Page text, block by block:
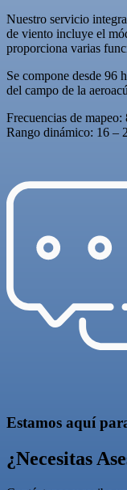
Nuestro servicio
de viento incluye el
proporciona varias
Se compone desde 96
del campo de la
Frecuencias de
Rango dinámico: 16 –
Estamos aquí
¿Necesitas